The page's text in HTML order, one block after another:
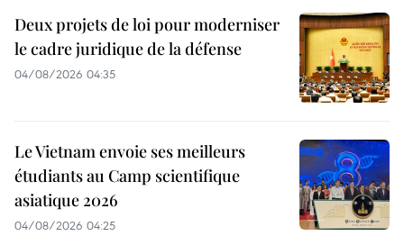
Deux projets de loi pour moderniser
le cadre juridique de la défense
04/08/2026 04:35
Le Vietnam envoie ses meilleurs
étudiants au Camp scientifique
asiatique 2026
04/08/2026 04:25